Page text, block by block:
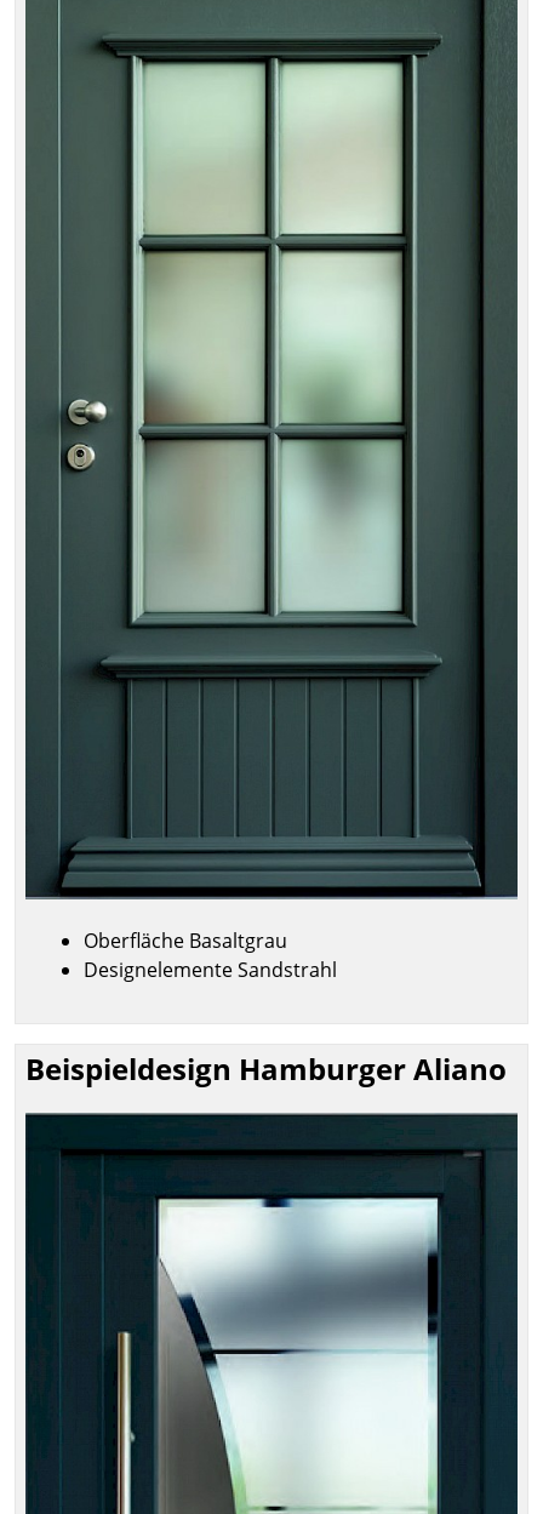
Oberfläche Basaltgrau
Designelemente Sandstrahl
Beispieldesign Hamburger Aliano